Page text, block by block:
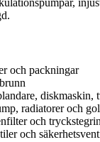
och packningar
diskmaskin,
radiatorer och
och
och